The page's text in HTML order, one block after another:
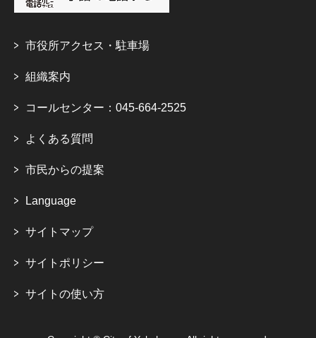
市役所アクセス・駐車場
組織案内
コールセンター：045-664-2525
よくある質問
市民からの提案
Language
サイトマップ
サイトポリシー
サイトの使い方